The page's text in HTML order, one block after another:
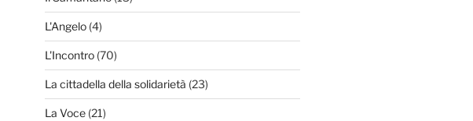
L'Angelo(4)
L'Incontro(70)
La cittadella della solidarietà (23)
La Voce(21)